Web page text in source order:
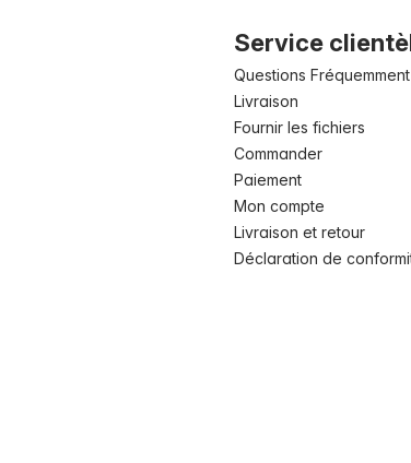
Service
Questions
Livraison
Fournir les fichiers
Commander
Paiement
Mon compte
Livraison et retour
Déclaration de